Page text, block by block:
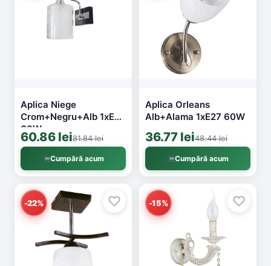
Aplica Niege
Crom+Negru+Alb 1xE27
60W
60.86 lei81.84 lei
Cumpără acum
Aplica Orleans
Alb+Alama 1xE27 60W
36.77 lei48.44 lei
Cumpără acum
-22% -15%